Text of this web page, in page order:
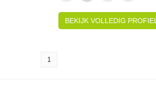
BEKIJK VOLLEDIG PROFIEL
1